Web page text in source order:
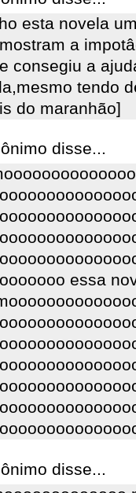
esta novela
a
consegiu a
tendo
do maranhão]
disse...
essa
disse...